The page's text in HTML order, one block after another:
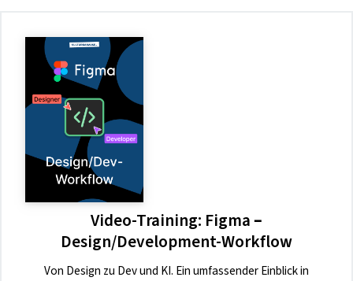
Video-Training: Figma –
Design/Development-Workflow
Von Design zu Dev und KI. Ein umfassender Einblick in